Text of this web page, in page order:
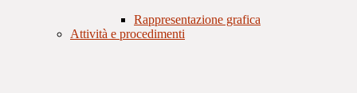
Rappresentazione grafica
Attività e procedimenti